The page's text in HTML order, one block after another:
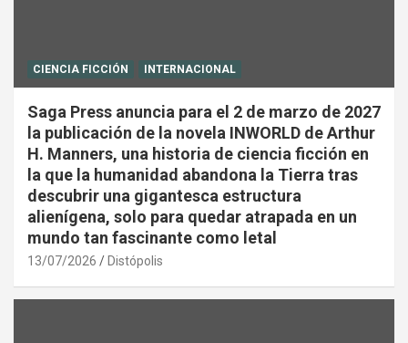
CIENCIA FICCIÓN INTERNACIONAL
Saga Press anuncia para el 2 de marzo de 2027
la publicación de la novela INWORLD de Arthur
H. Manners, una historia de ciencia ficción en
la que la humanidad abandona la Tierra tras
descubrir una gigantesca estructura
alienígena, solo para quedar atrapada en un
mundo tan fascinante como letal
13/07/2026 Distópolis